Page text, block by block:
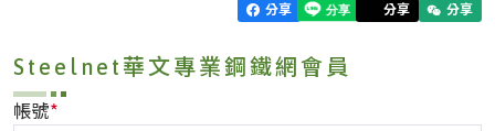
分享 分享 分享
Steelnet華文專業鋼鐵網會員
帳號*